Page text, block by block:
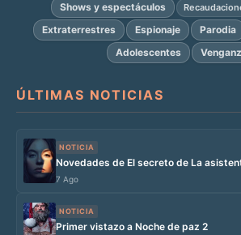
Shows y espectáculos
Extraterrestres
Espionaje Parodia
Adolescentes
ÚLTIMAS NOTICIAS
NOTICIA
Novedades de El secreto de La
7 Ago
NOTICIA
Primer vistazo a Noche de paz 2